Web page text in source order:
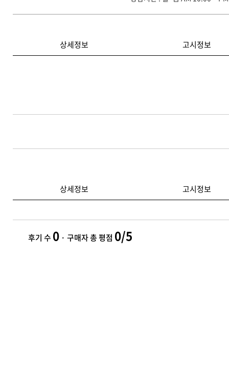
상세정보 고시정보
상세정보 고시정보
후기 수 0 · 구매자 총 평점 0/5